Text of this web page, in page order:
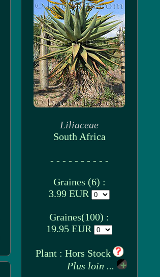
Liliaceae
South Africa
- - - - - - - - - -
Graines (6) :
3.99 EUR
Graines(100) :
19.95 EUR
Plant : Hors Stock
Plus loin ...